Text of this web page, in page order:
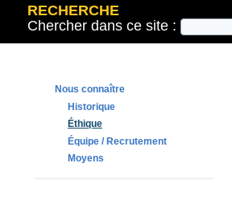
RECHERCHE
Chercher dans ce site :
Nous connaître
Historique
Éthique
Équipe / Recrutement
Moyens